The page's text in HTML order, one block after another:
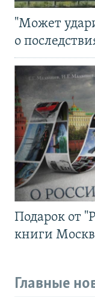
"Может
о
Подарок от
книги
Главные